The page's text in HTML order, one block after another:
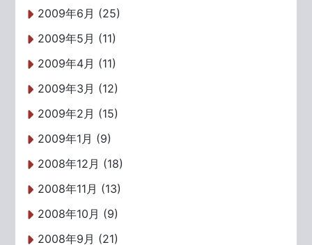
2009年6月 (25)
2009年5月 (11)
2009年4月 (11)
2009年3月 (12)
2009年2月 (15)
2009年1月 (9)
2008年12月 (18)
2008年11月 (13)
2008年10月 (9)
2008年9月 (21)